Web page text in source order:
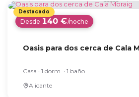
Desde 140 €/noche
Oasis para dos cerca de Cala
Casa · 1 dorm. · 1 baño
Alicante